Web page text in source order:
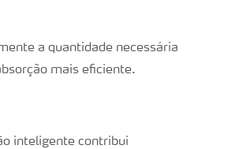
a quantidade necessária
mais eficiente.
inteligente contribui